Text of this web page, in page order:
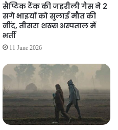
सैप्टिक टैंक की जहरीली गैस ने 2
सगे भाइयों को सुलाई मौत की
नींद, तीसरा शख्स अस्पताल में
भर्ती
11 June 2026